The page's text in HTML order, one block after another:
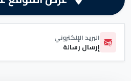
البريد الإلكتروني
إرسال رسالة